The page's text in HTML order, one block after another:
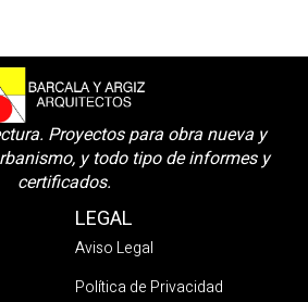
Proyectos para obra nueva y
y todo tipo de informes y
certificados.
LEGAL
Aviso Legal
Política de Privacidad